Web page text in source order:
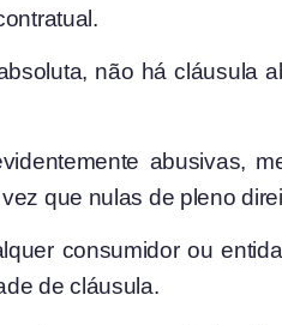
não há cláusula
abusivas,
que nulas de pleno
consumidor ou
de cláusula.